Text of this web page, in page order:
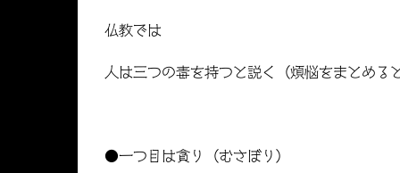
仏教では
人は三つの毒を持つと説く（煩悩をまとめる
●一つ目は貪り（むさぼり）